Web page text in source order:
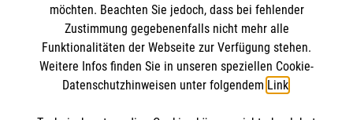
Kontakt
Malteser in Deutschland
Malteserorden
Sharepoint
Spendenkonto
möchten. Beachten Sie jedoch, dass bei fehlender
Zustimmung gegebenenfalls nicht mehr alle
Funktionalitäten der Webseite zur Verfügung stehen.
Weitere Infos finden Sie in unseren speziellen Cookie-
Datenschutzhinweisen unter folgendem Link.